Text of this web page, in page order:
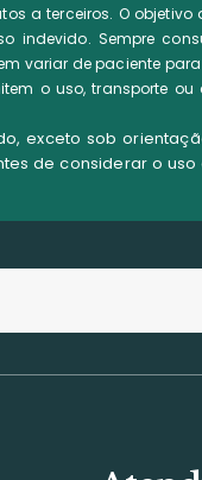
a terceiros. O objetivo
indevido. Sempre
variar de paciente para
o uso, transporte
exceto sob
de considerar o